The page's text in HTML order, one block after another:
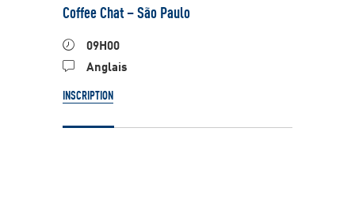
Coffee Chat – São Paulo
09H00
Anglais
INSCRIPTION